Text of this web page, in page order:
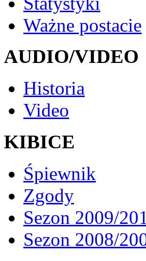
Ważne postacie
AUDIO/VIDEO
Historia
Video
KIBICE
Śpiewnik
Zgody
Sezon 2009/
Sezon 2008/